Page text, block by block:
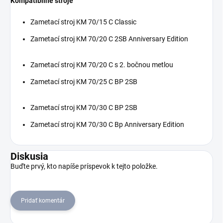
Zametací stroj KM 70/15 C Classic
Zametací stroj KM 70/20 C 2SB Anniversary Edition
Zametací stroj KM 70/20 C s 2. bočnou metlou
Zametací stroj KM 70/25 C BP 2SB
Zametací stroj KM 70/30 C BP 2SB
Zametací stroj KM 70/30 C Bp Anniversary Edition
Diskusia
Buďte prvý, kto napíše príspevok k tejto položke.
Pridať komentár